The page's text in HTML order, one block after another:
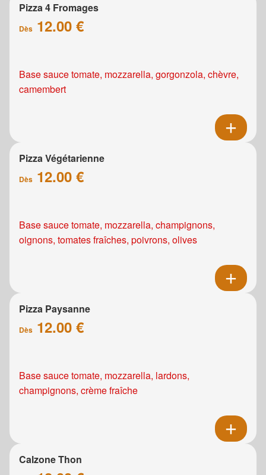
Pizza 4 Fromages
Dès 12.00 €
Base sauce tomate, mozzarella, gorgonzola, chèvre,
camembert
Pizza Végétarienne
Dès 12.00 €
Base sauce tomate, mozzarella, champignons,
oignons, tomates fraîches, poivrons, olives
Pizza Paysanne
Dès 12.00 €
Base sauce tomate, mozzarella, lardons,
champignons, crème fraîche
Calzone Thon